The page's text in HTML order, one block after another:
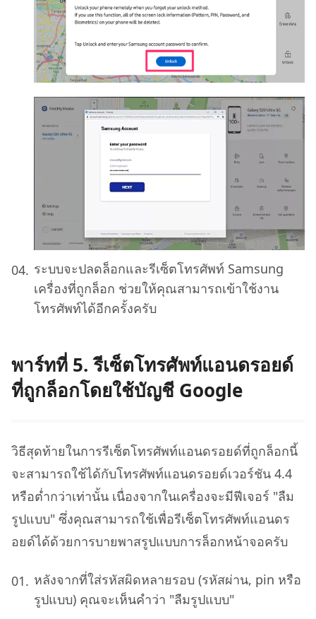
ระบบจะปลดล็อกและรีเซ็ตโทรศัพท์ Samsung
เครื่องที่ถูกล็อก ช่วยให้คุณสามารถเข้าใช้งาน
โทรศัพท์ได้อีกครั้งครับ
พาร์ทที่ 5. รีเซ็ตโทรศัพท์แอนดรอยด์
ที่ถูกล็อกโดยใช้บัญชี Google
วิธีสุดท้ายในการรีเซ็ตโทรศัพท์แอนดรอยด์ที่ถูกล็อกนี้
จะสามารถใช้ได้กับโทรศัพท์แอนดรอยด์เวอร์ชัน 4.4
หรือต่ำกว่าเท่านั้น เนื่องจากในเครื่องจะมีฟีเจอร์ "ลืม
รูปแบบ" ซึ่งคุณสามารถใช้เพื่อรีเซ็ตโทรศัพท์แอนดร
อยด์ได้ด้วยการบายพาสรูปแบบการล็อกหน้าจอครับ
หลังจากที่ใส่รหัสผิดหลายรอบ (รหัสผ่าน, pin หรือ
รูปแบบ) คุณจะเห็นคำว่า "ลืมรูปแบบ"